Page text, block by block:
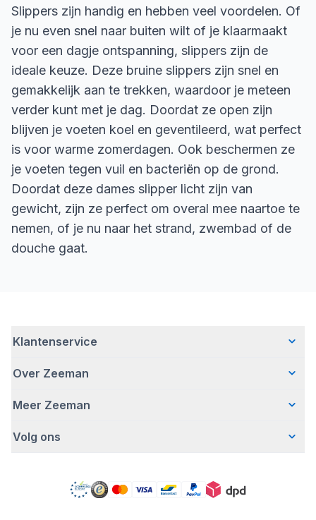
Slippers zijn handig en hebben veel voordelen. Of
je nu even snel naar buiten wilt of je klaarmaakt
voor een dagje ontspanning, slippers zijn de
ideale keuze. Deze bruine slippers zijn snel en
gemakkelijk aan te trekken, waardoor je meteen
verder kunt met je dag. Doordat ze open zijn
blijven je voeten koel en geventileerd, wat perfect
is voor warme zomerdagen. Ook beschermen ze
je voeten tegen vuil en bacteriën op de grond.
Doordat deze dames slipper licht zijn van
gewicht, zijn ze perfect om overal mee naartoe te
nemen, of je nu naar het strand, zwembad of de
douche gaat.
Klantenservice
Veelgestelde vragen
Bezorgen
Retourneren
Over Zeeman
Wie wij zijn
Hoe wij verantwoord ondernemen
MVO jaarverslag
Meer Zeeman
Veiligheidswaarschuwing
Onze campagnes
Volg ons